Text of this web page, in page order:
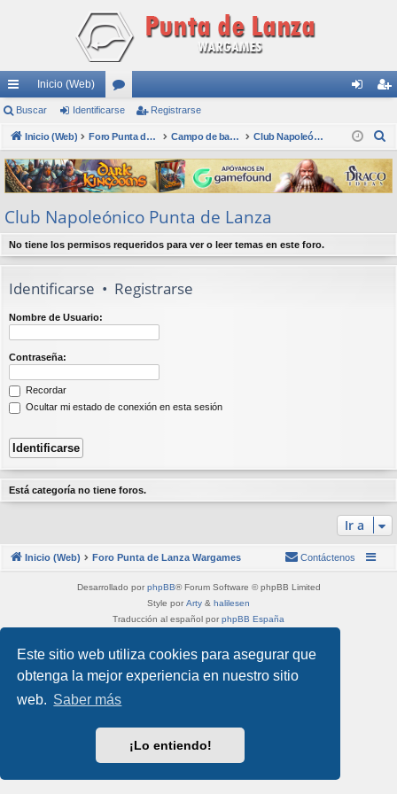
Este sitio web utiliza cookies para asegurar que
obtenga la mejor experiencia en nuestro sitio
web. Saber más
¡Lo entiendo!
nl
ac
es
rá
pi
do
Inicio (Web)
or
os nti
fic
ar
ist
ra
rs
Buscar Identificarse Registrarse
Inicio (Web) Foro Punta de Lanza Wargames Campo de batalla Club Napoleónico Punta de Lanza
s
c
r
Club Napoleónico Punta de Lanza
No tiene los permisos requeridos para ver o leer temas en este foro.
Identificarse • Registrarse
Nombre de Usuario:
Contraseña:
Recordar
Ocultar mi estado de conexión en esta sesión
Está categoría no tiene foros.
Ir a
Inicio (Web) Foro Punta de Lanza Wargames Contáctenos
Desarrollado por phpBB® Forum Software © phpBB Limited
Style por Arty & halilesen
Traducción al español por phpBB España